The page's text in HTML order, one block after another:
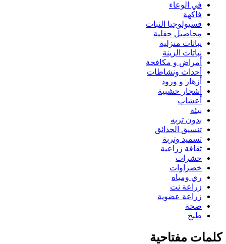
في الوعاء
فاكهة
فسيولوجيا النبات
محاصيل حقلية
نباتات منزلية
نباتات الزينة
أمراض و مكافحة
أحداث ونشاطات
أزهار و ورود
أشجار خشبية
أعشاب
بيئة
بدون تربه
تنسيق الحدائق
تسميد وتربة
ثقافة زراعية
حشرات
خضراوات
ري ومياه
زراعة نت
زراعة عضوية
صحة
طبخ
كلمات مفتاحية